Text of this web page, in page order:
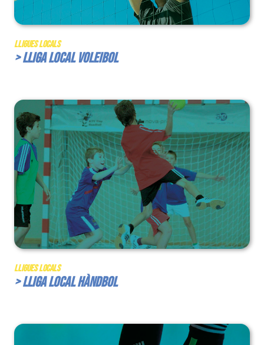
Lligues Locals
> Lliga Local Voleibol
Lligues Locals
> Lliga Local Hàndbol